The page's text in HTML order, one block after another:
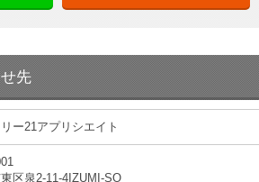
先
ー21アプリシエイト
区泉2-11-4IZUMI-SO